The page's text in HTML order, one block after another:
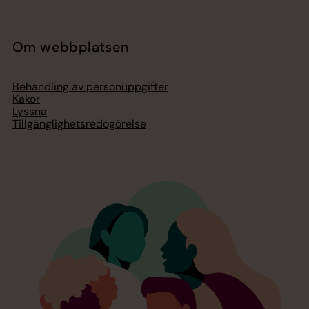
Om webbplatsen
Behandling av personuppgifter
Kakor
Lyssna
Tillgänglighetsredogörelse